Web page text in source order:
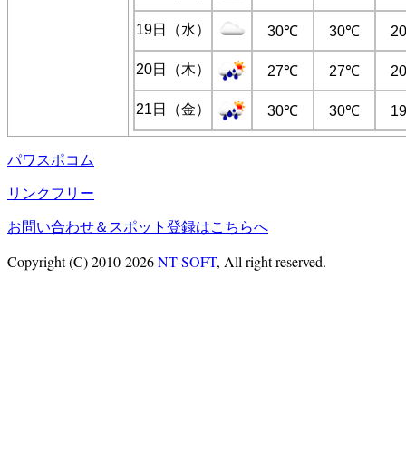
19日（水） 30℃ 30℃
20日（木） 27℃ 27℃
21日（金） 30℃ 30℃
パワスポコム
リンクフリー
お問い合わせ＆スポット登録はこちらへ
Copyright (C) 2010-2026NT-SOFT, All right reserved.